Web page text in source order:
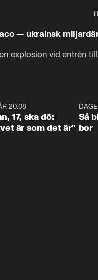
— ukrainsk
20:08
17, ska dö:
är som det är”
Så
bor